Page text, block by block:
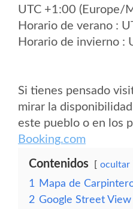
UTC +1:00 (Europe/
Horario de verano :
Horario de invierno :
Si tienes pensado
mirar la
este pueblo o en los
Booking.com
Contenidos ocultar
1
Mapa de
2 Google Street